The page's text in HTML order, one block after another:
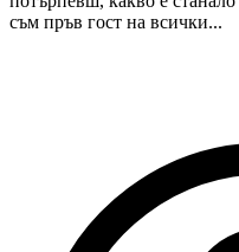
съм пръв гост на всички...